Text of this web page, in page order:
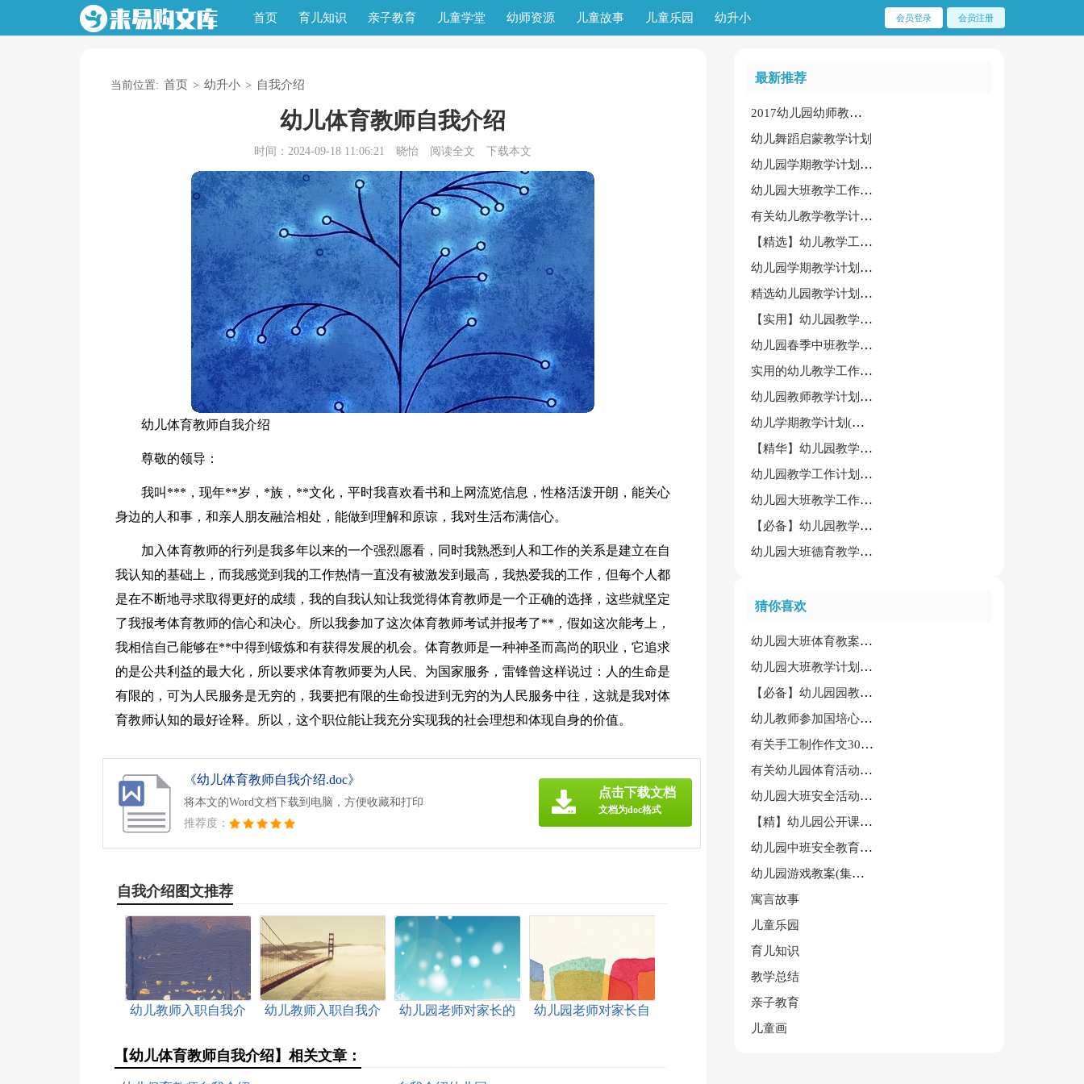
首页 育儿知识 亲子教育 儿童学堂 幼师资源 儿童故事 儿童乐园 幼升小 会员登录 会员注册
当前位置: 首页 > 幼升小 > 自我介绍
幼儿体育教师自我介绍
时间：2024-09-18 11:06:21 晓怡 阅读全文 下载本文
幼儿体育教师自我介绍
尊敬的领导：
我叫***，现年**岁，*族，**文化，平时我喜欢看书和上网流览信息，性格活泼开朗，能关心
身边的人和事，和亲人朋友融洽相处，能做到理解和原谅，我对生活布满信心。
加入体育教师的行列是我多年以来的一个强烈愿看，同时我熟悉到人和工作的关系是建立在自
我认知的基础上，而我感觉到我的工作热情一直没有被激发到最高，我热爱我的工作，但每个人都
是在不断地寻求取得更好的成绩，我的自我认知让我觉得体育教师是一个正确的选择，这些就坚定
了我报考体育教师的信心和决心。所以我参加了这次体育教师考试并报考了**，假如这次能考上，
我相信自己能够在**中得到锻炼和有获得发展的机会。体育教师是一种神圣而高尚的职业，它追求
的是公共利益的最大化，所以要求体育教师要为人民、为国家服务，雷锋曾这样说过：人的生命是
有限的，可为人民服务是无穷的，我要把有限的生命投进到无穷的为人民服务中往，这就是我对体
育教师认知的最好诠释。所以，这个职位能让我充分实现我的社会理想和体现自身的价值。
《幼儿体育教师自我介绍.doc》
将本文的Word文档下载到电脑，方便收藏和打印
推荐度：
点击下载文档
文档为doc格式
自我介绍图文推荐
幼儿教师入职自我介
幼儿教师入职自我介
幼儿园老师对家长的
幼儿园老师对家长自
【幼儿体育教师自我介绍】相关文章：
最新推荐
2017幼儿园幼师教师教学计划
幼儿舞蹈启蒙教学计划
幼儿园学期教学计划模板集锦八篇
幼儿园大班教学工作计划集合15篇
有关幼儿教学教学计划集合五篇
【精选】幼儿教学工作计划范文合集七篇
幼儿园学期教学计划模板汇编七篇
精选幼儿园教学计划范文合集六篇
【实用】幼儿园教学计划模板锦集8篇
幼儿园春季中班教学计划汇编5篇
实用的幼儿教学工作计划模板合集五篇
幼儿园教师教学计划模板汇总五篇
幼儿学期教学计划(集锦15篇)
【精华】幼儿园教学计划13篇
幼儿园教学工作计划大班15篇
幼儿园大班教学工作计划集合七篇
【必备】幼儿园教学计划汇总3篇
幼儿园大班德育教学工作计划（通用13篇）
猜你喜欢
幼儿园大班体育教案集锦15篇
幼儿园大班教学计划七篇
【必备】幼儿园园教学总结4篇
幼儿教师参加国培心得体会集合10篇
有关手工制作作文300字3篇
有关幼儿园体育活动教案汇总六篇
幼儿园大班安全活动教案范文锦集10篇
【精】幼儿园公开课教案
幼儿园中班安全教育教案锦集九篇
幼儿园游戏教案(集锦15篇)
寓言故事
儿童乐园
育儿知识
教学总结
亲子教育
儿童画